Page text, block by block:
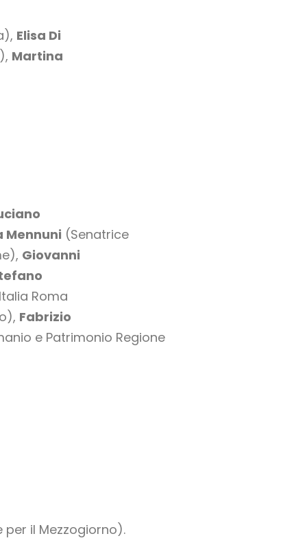
Elisa Di
Martina
Mennuni (Senatrice
Giovanni
Roma
Fabrizio
e Patrimonio Regione
per il Mezzogiorno).